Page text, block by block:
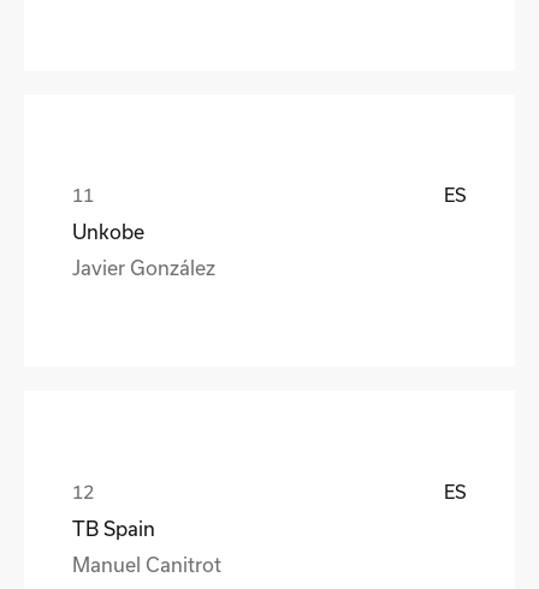
ES
Unkobe
Javier González
ES
TB Spain
Manuel Canitrot